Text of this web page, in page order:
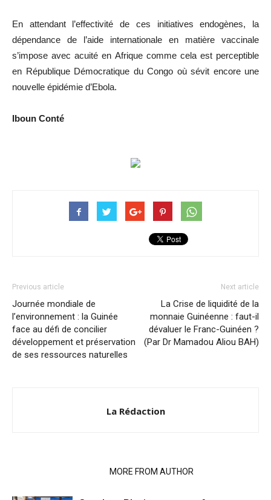
En attendant l’effectivité de ces initiatives endogènes, la
dépendance de l’aide internationale en matière vaccinale
s’impose avec acuité en Afrique comme cela est perceptible
en République Démocratique du Congo où sévit encore une
nouvelle épidémie d’Ebola.
Iboun Conté
Previous article
Journée mondiale de
l’environnement : la Guinée
face au défi de concilier
développement et préservation
de ses ressources naturelles
Next article
La Crise de liquidité de la
monnaie Guinéenne : faut-il
dévaluer le Franc-Guinéen ?
(Par Dr Mamadou Aliou BAH)
La Rédaction
MORE FROM AUTHOR